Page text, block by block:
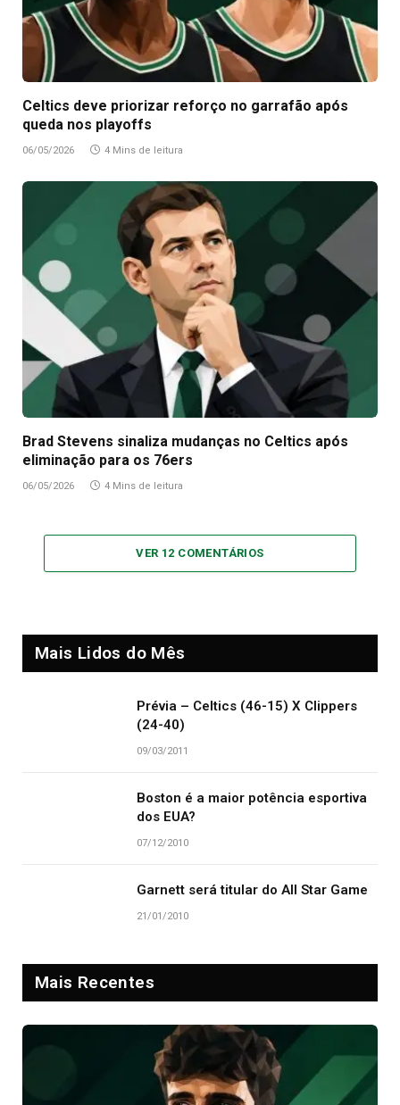
Celtics deve priorizar reforço no garrafão após
queda nos playoffs
06/05/2026 4 Mins de leitura
Brad Stevens sinaliza mudanças no Celtics após
eliminação para os 76ers
06/05/2026 4 Mins de leitura
VER 12 COMENTÁRIOS
Mais Lidos do Mês
Prévia – Celtics (46-15) X Clippers
(24-40)
09/03/2011
Boston é a maior potência esportiva
dos EUA?
07/12/2010
Garnett será titular do All Star Game
21/01/2010
Mais Recentes